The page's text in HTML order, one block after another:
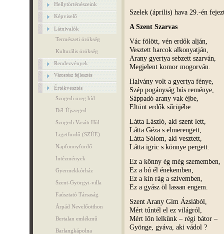
Hellytörténészeink
Képviselő
Látnivalók
Természeti örökség
Kulturális örökség
Rendezvények
Városrész fejlesztés
Értékvesztés
Szögedi öreg híd
Dél-Újszeged
Szögedi Vasúti Híd
Ligetfürdő (SZÚE)
Napfonnyfürdő
Intézmények
Gyermekkórház
Szent-Györgyi-villa
Faúsztató Társaság
Árpád Nevelőotthon
Bertalan emlékmű
Barlangkápolna
Szelek (április) hava 29.-én
A Szent Szarvas
Vác fölött, vén erdők alján,
Vesztett harcok alkonyatján,
Arany gyertya sebzett szarván,
Megjelent komor mogorván.
Halvány volt a gyertya fénye,
Szép pogányság bús reménye,
Sáppadó arany vak éjbe,
Eltünt erdők sűrüjébe.
Látta László, aki szent lett,
Látta Géza s elmerengett,
Látta Sólom, aki vesztett,
Látta igric s könnye pergett.
Ez a könny ég még szememben,
Ez a bú él énekemben,
Ez a kín rág a szivemben,
Ez a gyász öl lassan engem.
Szent Arany Gím Ázsiából,
Mért tűntél el ez világról,
Mért lőn lelkünk – régi bátor –
Gyönge, gyáva, aki vádol ?